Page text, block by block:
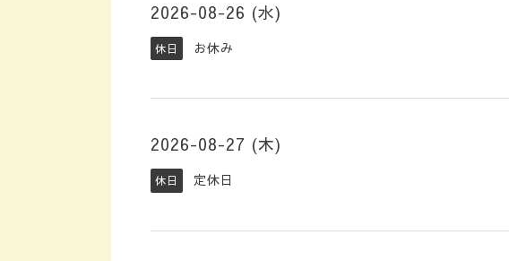
2026-08-26 (水)
休日 お休み
2026-08-27 (木)
休日 定休日